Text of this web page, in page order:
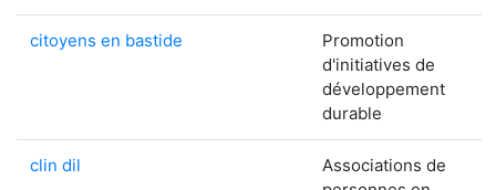
citoyens en bastide
Promotion
d'initiatives de
développement
durable
clin dil
Associations de